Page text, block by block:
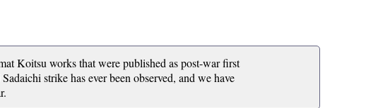
Koitsu works that were published as post-war first
strike has ever been observed, and we have